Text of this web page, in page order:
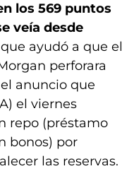
los 569 puntos
veía desde
ayudó a que el
perforara
anuncio que
el viernes
repo (préstamo
bonos) por
las reservas.